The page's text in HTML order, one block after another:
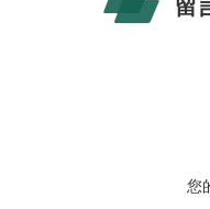
留
您